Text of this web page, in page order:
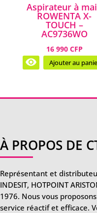
Aspirateur à
ROWENTA X-
TOUCH –
AC9736WO
16 990 CFP
Ajouter au
À PROPOS DE
Représentant et
INDESIT, HOTPOINT
1976. Nous vous
service réactif et efficace.